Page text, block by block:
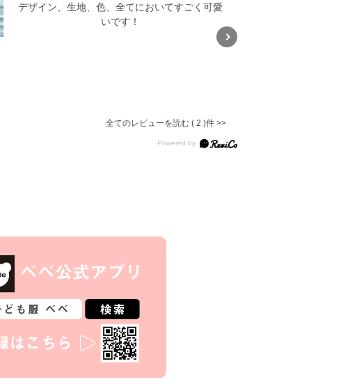
デザイン、生地、色、全てにおいてすごく可愛
いです！
全てのレビューを読む 2